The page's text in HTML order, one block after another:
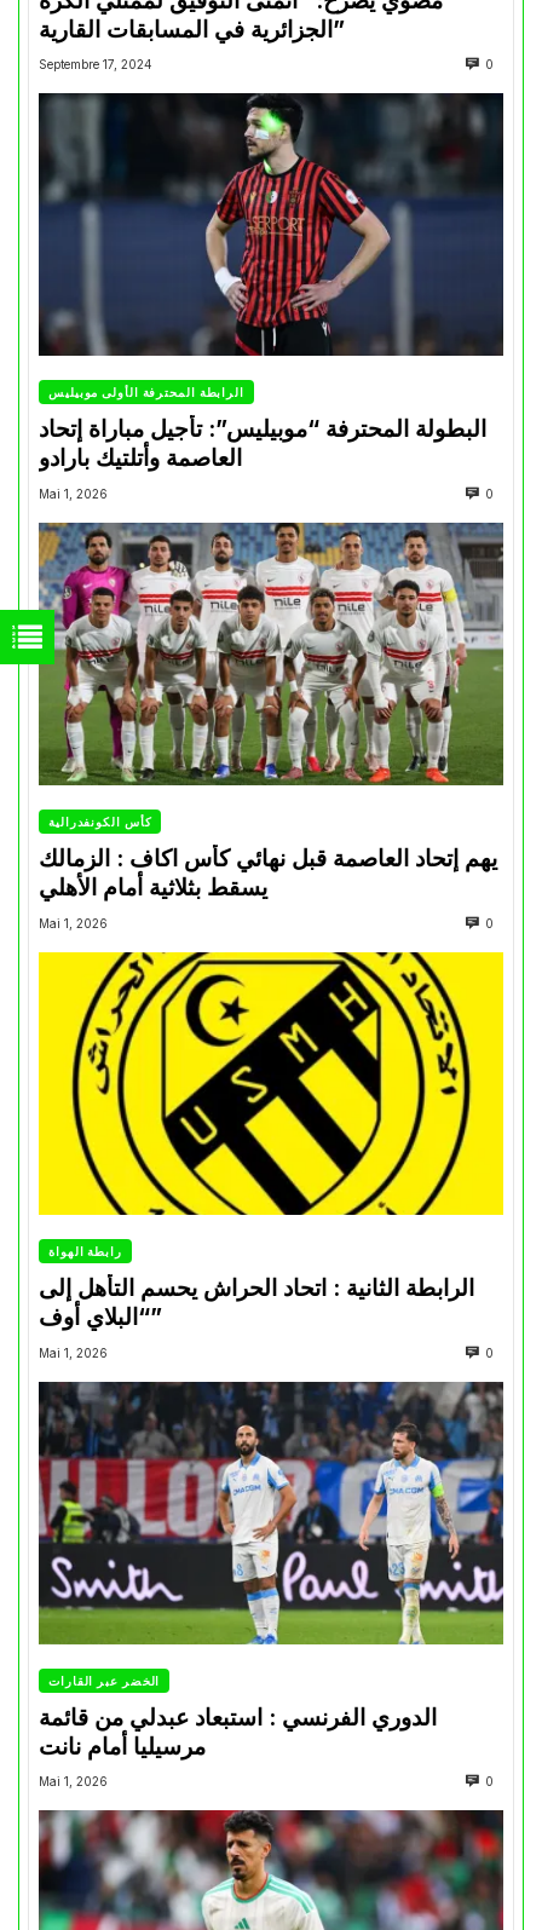
الجزائرية في المسابقات القارية”
Septembre 17, 2024 0
الرابطة المحترفة الأولى موبيليس
البطولة المحترفة “موبيليس”: تأجيل مباراة إتحاد
العاصمة وأتلتيك بارادو
Mai 1, 2026 0
كأس الكونفدرالية
يهم إتحاد العاصمة قبل نهائي كأس اكاف : الزمالك
Mai 1, 2026 0
رابطة الهواة
الرابطة الثانية : اتحاد الحراش يحسم التأهل إلى
“البلاي أوف”
Mai 1, 2026 0
الخضر عبر القارات
الدوري الفرنسي : استبعاد عبدلي من قائمة
مرسيليا أمام نانت
Mai 1, 2026 0